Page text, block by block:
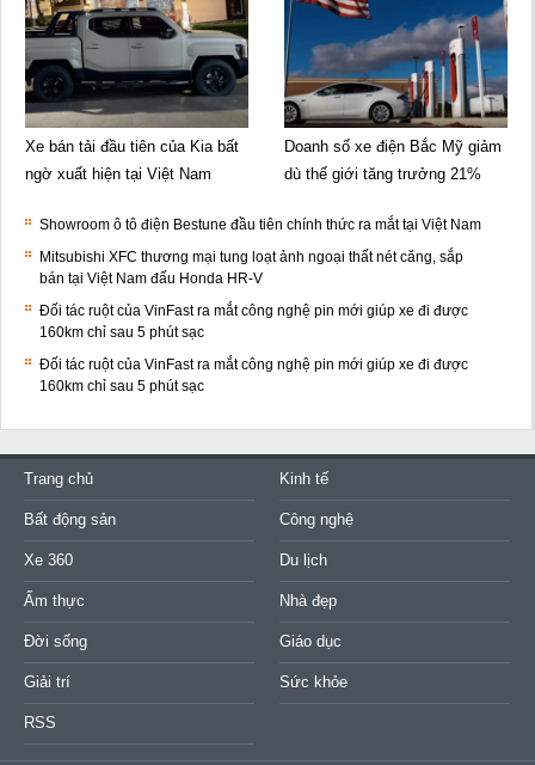
Xe bán tải đầu tiên của Kia bất
ngờ xuất hiện tại Việt Nam
Doanh số xe điện Bắc Mỹ giảm
dù thế giới tăng trưởng 21%
Showroom ô tô điện Bestune đầu tiên chính thức ra mắt tại Việt Nam
Mitsubishi XFC thương mại tung loạt ảnh ngoại thất nét căng, sắp
bán tại Việt Nam đấu Honda HR-V
Đối tác ruột của VinFast ra mắt công nghệ pin mới giúp xe đi được
160km chỉ sau 5 phút sạc
Đối tác ruột của VinFast ra mắt công nghệ pin mới giúp xe đi được
160km chỉ sau 5 phút sạc
Trang chủ Kinh tế
Bất động sản Công nghệ
Xe 360 Du lịch
Ẩm thực Nhà đẹp
Đời sống Giáo dục
Giải trí Sức khỏe
RSS